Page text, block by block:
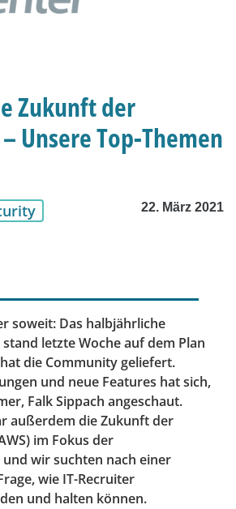
Zukunft der
Unsere Top-Themen
22. März 2021
soweit: Das halbjährliche
stand letzte Woche auf dem Plan
die Community geliefert.
und neue Features hat sich,
Falk Sippach angeschaut.
außerdem die Zukunft der
im Fokus der
wir suchten nach einer
wie IT-Recruiter
und halten können.